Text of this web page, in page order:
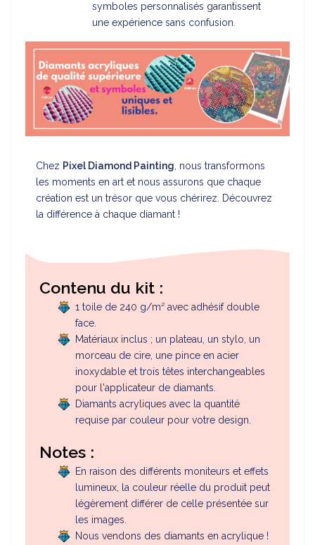
symboles personnalisés garantissent
une expérience sans confusion.
Chez Pixel Diamond Painting , nous transformons
les moments en art et nous assurons que chaque
création est un trésor que vous chérirez. Découvrez
la différence à chaque diamant !
Contenu du kit :
1 toile de 240 g/m² avec adhésif double
face.
Matériaux inclus ; un plateau, un stylo, un
morceau de cire, une pince en acier
inoxydable et trois têtes interchangeables
pour l'applicateur de diamants.
Diamants acryliques avec la quantité
requise par couleur pour votre design.
Notes :
En raison des différents moniteurs et effets
lumineux, la couleur réelle du produit peut
légèrement différer de celle présentée sur
les images.
Nous vendons des diamants en acrylique !